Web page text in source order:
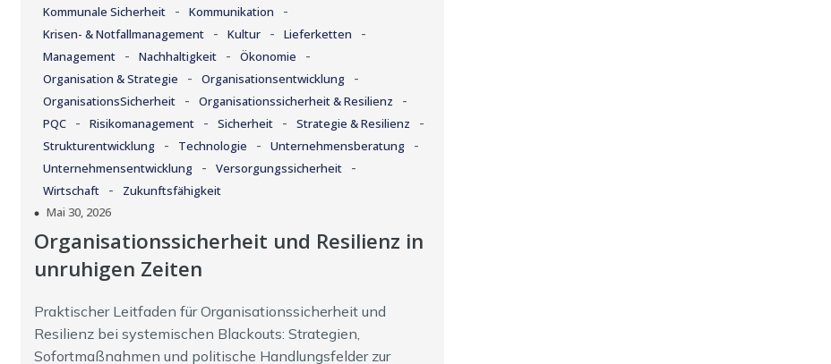
Kommunale Sicherheit - Kommunikation -
Krisen- & Notfallmanagement - Kultur - Lieferketten -
Management - Nachhaltigkeit - Ökonomie -
Organisation & Strategie - Organisationsentwicklung -
OrganisationsSicherheit - Organisationssicherheit & Resilienz -
PQC - Risikomanagement - Sicherheit - Strategie & Resilienz -
Strukturentwicklung - Technologie - Unternehmensberatung -
Unternehmensentwicklung - Versorgungssicherheit -
Wirtschaft -
Zukunftsfähigkeit
Mai 30, 2026
Organisationssicherheit und Resilienz in
unruhigen Zeiten
Praktischer Leitfaden für Organisationssicherheit und
Resilienz bei systemischen Blackouts: Strategien,
Sofortmaßnahmen und politische Handlungsfelder zur